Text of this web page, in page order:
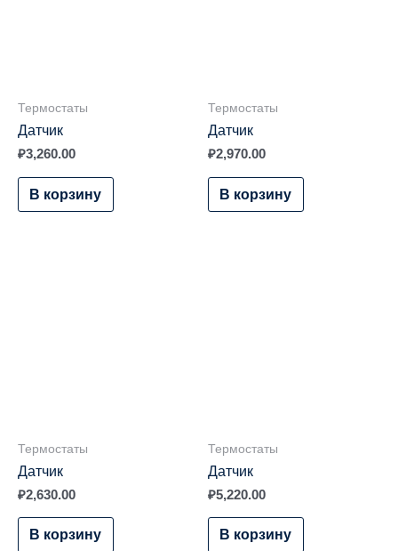
Термостаты
Датчик
₽3,260.00
В корзину
Термостаты
Датчик
₽2,970.00
В корзину
Термостаты
Датчик
₽2,630.00
В корзину
Термостаты
Датчик
₽5,220.00
В корзину